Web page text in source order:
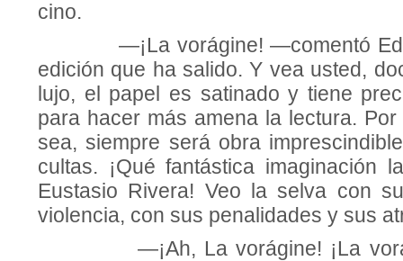
cino.
—¡La vorágine! —comentó
edi­ción que ha salido. Y vea usted,
lujo, el papel es satinado y tiene
para hacer más amena la lectura.
sea, siempre será obra
cultas. ¡Qué fantástica imaginación
Eustasio Rivera! Veo la selva con
violencia, con sus pena­lidades y sus
—¡Ah, La vorágine! ¡La